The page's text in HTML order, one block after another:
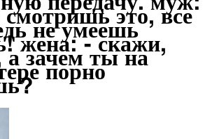
это, все
не умеешь
жена: - скажи,
а зачем ты на
порно